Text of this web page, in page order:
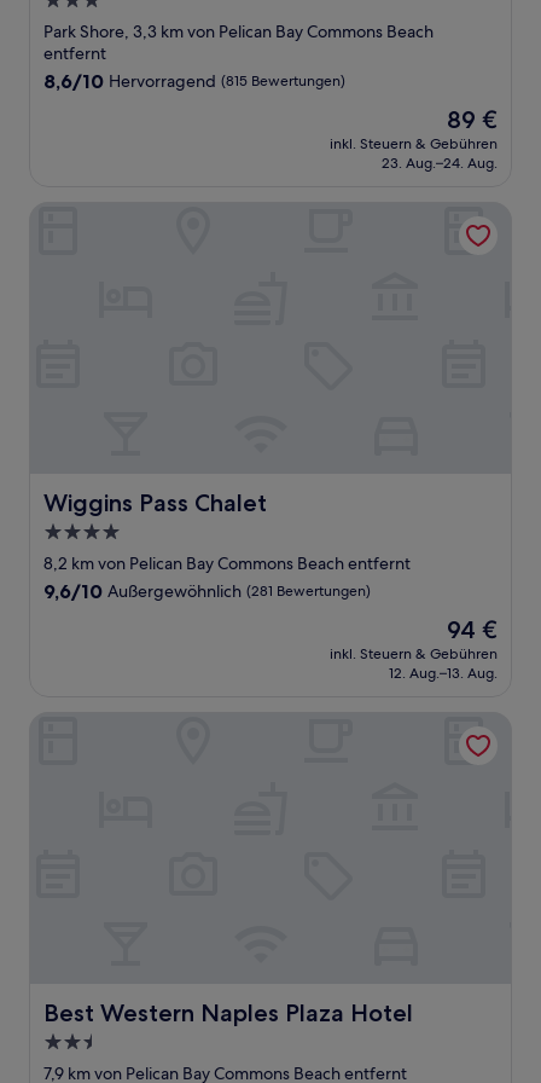
Sterne-
Unterkunft
Park Shore, 3,3 km von Pelican Bay Commons Beach
entfernt
8.6
8,6/10 Hervorragend (815 Bewertungen)
Der
Preis
beträgt
89 €
inkl. Steuern & Gebühren
23. Aug.–24. Aug.
Wiggins Pass Chalet
Wiggins Pass Chalet
4.0-
Sterne-
Unterkunft
8,2 km von Pelican Bay Commons Beach entfernt
9.6
9,6/10 Außergewöhnlich (281 Bewertungen)
Der
Preis
beträgt
94 €
inkl. Steuern & Gebühren
12. Aug.–13. Aug.
Best Western Naples Plaza Hotel
Best Western Naples Plaza Hotel
2.5-
Sterne-
7,9 km von Pelican Bay Commons Beach entfernt